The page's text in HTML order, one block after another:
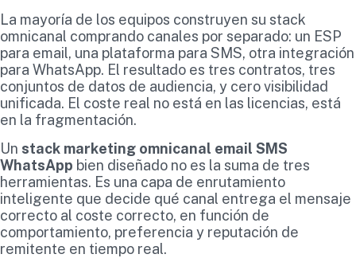
La mayoría de los equipos construyen su stack
omnicanal comprando canales por separado: un ESP
para email, una plataforma para SMS, otra integración
para WhatsApp. El resultado es tres contratos, tres
conjuntos de datos de audiencia, y cero visibilidad
unificada. El coste real no está en las licencias, está
en la fragmentación.
Un stack marketing omnicanal email SMS
WhatsApp bien diseñado no es la suma de tres
herramientas. Es una capa de enrutamiento
inteligente que decide qué canal entrega el mensaje
correcto al coste correcto, en función de
comportamiento, preferencia y reputación de
remitente en tiempo real.